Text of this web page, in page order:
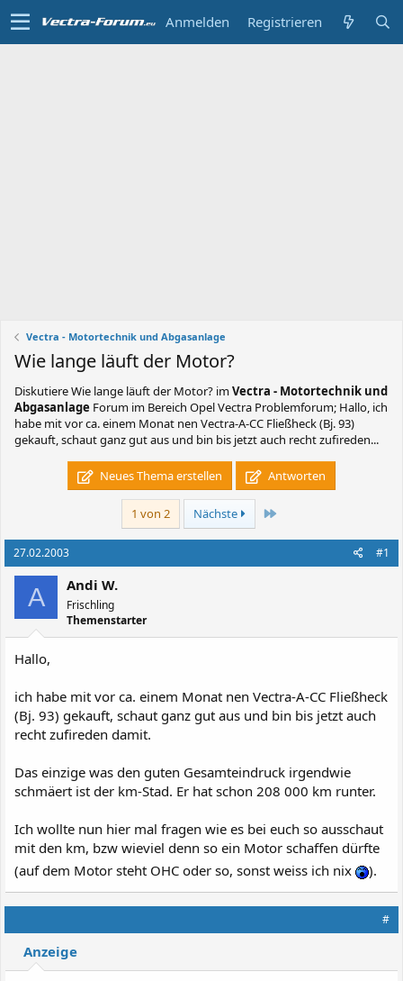
Anmelden Registrieren
Vectra - Motortechnik und Abgasanlage
Wie lange läuft der Motor?
DiskutiereWie lange läuft der Motor? imVectra - Motortechnik und
Abgasanlage Forum im Bereich Opel Vectra Problemforum; Hallo, ich
habe mit vor ca. einem Monat nen Vectra-A-CC Fließheck (Bj. 93)
gekauft, schaut ganz gut aus und bin bis jetzt auch recht zufireden...
Neues Thema erstellen Antworten
1 von 2 Nächste Letzte
27.02.2003 #1
A Andi W.
Frischling
Themenstarter
Hallo,
ich habe mit vor ca. einem Monat nen Vectra-A-CC Fließheck
(Bj. 93) gekauft, schaut ganz gut aus und bin bis jetzt auch
recht zufireden damit.
Das einzige was den guten Gesamteindruck irgendwie
schmäert ist der km-Stad. Er hat schon 208 000 km runter.
Ich wollte nun hier mal fragen wie es bei euch so ausschaut
mit den km, bzw wieviel denn so ein Motor schaffen dürfte
(auf dem Motor steht OHC oder so, sonst weiss ich nix
).
#
Anzeige